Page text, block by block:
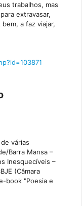
trabalhos, mas
extravasar,
a faz viajar,
várias
Barra Mansa –
Inesquecíveis –
(Câmara
book "Poesia e